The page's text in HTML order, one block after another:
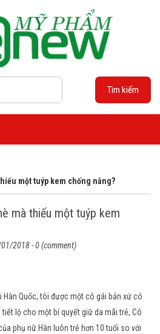
Tìm kiếm
một tuýp kem chống nắng?
mà thiếu một tuýp kem
2018 - 0 (comment)
Hàn Quốc, tôi được một cô gái bản xứ có
lộ cho một bí quyết giữ da mãi trẻ, Cô
phụ nữ Hàn luôn trẻ hơn 10 tuổi so với